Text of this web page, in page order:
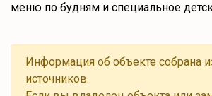
меню по будням и специальное
Информация об объекте собрана
источников.